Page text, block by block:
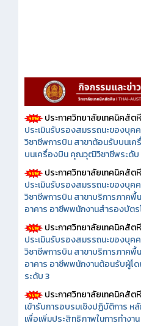
ประกาศวิทยาลัยเทคนิคสัต
ประเมินรับรองสมรรถนะของบุค
วิชาชีพการบิน สาขาต้อนรับบนเ
บนเครื่องบิน คุณวุฒิวิชาชีพระดับ
ประกาศวิทยาลัยเทคนิคสัต
ประเมินรับรองสมรรถนะของบุค
วิชาชีพการบิน สาขาบริการภาค
อาคาร อาชีพพนักงานสำรองบั
ประกาศวิทยาลัยเทคนิคสัต
ประเมินรับรองสมรรถนะของบุค
วิชาชีพการบิน สาขาบริการภาค
อาคาร อาชีพพนักงานต้อนรับผู้
ระดับ 3
ประกาศวิทยาลัยเทคนิคสัต
เข้ารับการอบรมเชิงปฏิบัติการ ห
เพื่อเพิ่มประสิทธิภาพในการทำงาน